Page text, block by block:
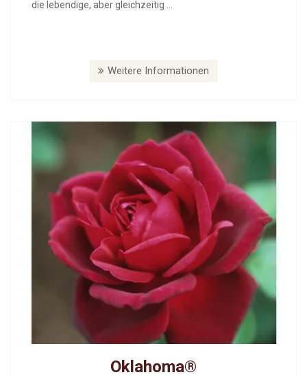
die lebendige, aber gleichzeitig ...
Weitere Informationen
Oklahoma®